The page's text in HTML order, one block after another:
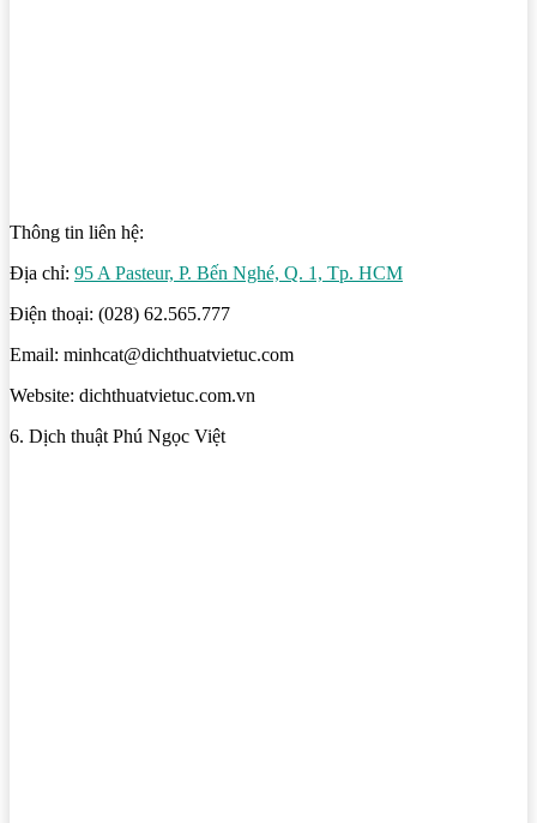
Thông tin liên hệ:
Địa chỉ: 95 A Pasteur, P. Bến Nghé, Q. 1, Tp. HCM
Điện thoại: (028) 62.565.777
Email: minhcat@dichthuatvietuc.com
Website: dichthuatvietuc.com.vn
6. Dịch thuật Phú Ngọc Việt